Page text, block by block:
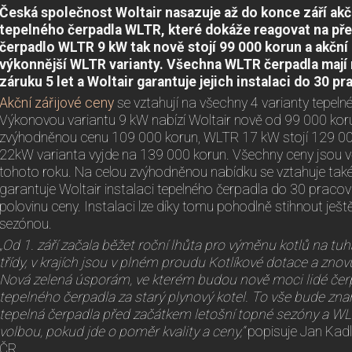
Česká společnost Woltair nasazuje až do konce září
tepelného čerpadla WLTR, které dokáže reagovat na
čerpadlo WLTR 9 kW tak nově stojí 99 000 korun a
výkonnější WLTR varianty. Všechna WLTR čerpadla
záruku 5 let a Woltair garantuje jejich instalaci do 30
Akční zářijové ceny se vztahují na všechny 4 varianty
Výkonovou variantu 9 kW nabízí Woltair nově od 99 000
zvýhodněnou cenu 109 000 korun, WLTR 17 kW stojí 129
22kW varianta vyjde na 139 000 korun. Všechny ceny jsou
tohoto roku. Na celou zvýhodněnou nabídku se vztahuje
garantuje Woltair instalaci tepelného čerpadla do 30
polovinu ceny. Instalaci lze díky tomu pohodlně stihnout
sezónou.
„Od 1. září začala běžet roční lhůta pro výměnu kotlů na
třídy, v krajích jsou v plném proudu Kotlíkové dotace a
Nová zelená úsporám, ve kterém budou nově moci lidé
tepelného čerpadla za starý plynový kotel. To vše bude
tepelná čerpadla před začátkem letošní topné sezóny a
volbou, pokud jde o poměr kvality a ceny,“popisuje Jan
ČR.